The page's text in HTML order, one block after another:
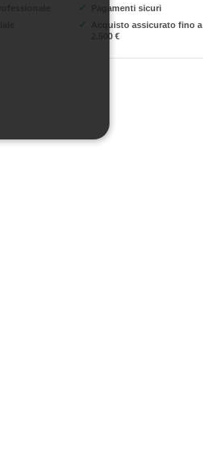
✓ Pagamenti sicuri
✓
Acquisto assicurato fino a
2.500 €